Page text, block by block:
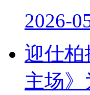
2026-
迎仕
主场